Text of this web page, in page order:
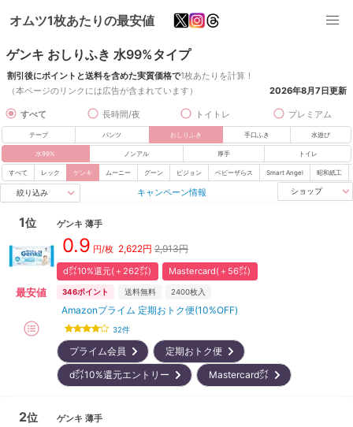
オムツ1枚あたりの最安値
ゲンキ おしりふき 水99%タイプ
割引後にポイントと送料を含めた実質価格で1枚あたりを計算！
（本ページのリンクには広告が含まれています）
2026年8月7日更新
すべて 長時間/夜 トイトレ プレミアム
テープ パンツ おしりふき 手口ふき 水遊び
水99% ノンアル 厚手 トイレ
すべて レック ゲンキ ムーニー グーン ピジョン ベビーザらス Smart Angel 昭和紙工
絞り込み キャンペーン情報 ショップ
1位
最安値
ゲンキ 薄手
0.9 円/枚 2,622円 2,913円
d㌽10%還元(＋262㌽) Mastercard(＋56㌽)
346ポイント 送料無料 2400枚入
Amazonプライム 定期おトク便(10%OFF)
32件
プライム会員
定期おトク便
d㌽10%還元エントリー
Mastercard㌽
2位 ゲンキ 薄手